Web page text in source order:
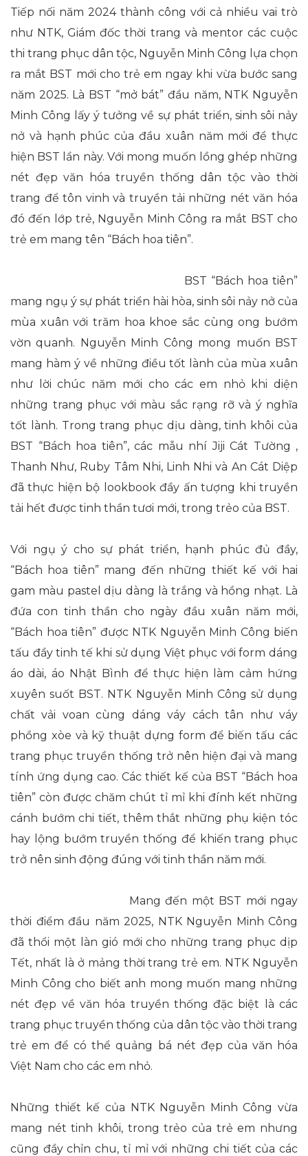
Tiếp nối năm 2024 thành công với cả nhiều vai trò
như NTK, Giám đốc thời trang và mentor các cuộc
thi trang phục dân tộc, Nguyễn Minh Công lựa chọn
ra mắt BST mới cho trẻ em ngay khi vừa bước sang
năm 2025. Là BST “mở bát” đầu năm, NTK Nguyễn
Minh Công lấy ý tưởng về sự phát triển, sinh sôi nảy
nở và hạnh phúc của đầu xuân năm mới để thực
hiện BST lần này. Với mong muốn lồng ghép những
nét đẹp văn hóa truyền thống dân tộc vào thời
trang để tôn vinh và truyền tải những nét văn hóa
đó đến lớp trẻ, Nguyễn Minh Công ra mắt BST cho
trẻ em mang tên “Bách hoa tiên”.
BST “Bách hoa tiên”
mang ngụ ý sự phát triển hài hòa, sinh sôi nảy nở của
mùa xuân với trăm hoa khoe sắc cùng ong bướm
vờn quanh. Nguyễn Minh Công mong muốn BST
mang hàm ý về những điều tốt lành của mùa xuân
như lời chúc năm mới cho các em nhỏ khi diện
những trang phục với màu sắc rạng rỡ và ý nghĩa
tốt lành. Trong trang phục dịu dàng, tinh khôi của
BST “Bách hoa tiên”, các mẫu nhí Jiji Cát Tường ,
Thanh Như, Ruby Tâm Nhi, Linh Nhi và An Cát Diệp
đã thực hiện bộ lookbook đầy ấn tượng khi truyền
tải hết được tinh thần tươi mới, trong trẻo của BST.
Với ngụ ý cho sự phát triển, hạnh phúc đủ đầy,
“Bách hoa tiên” mang đến những thiết kế với hai
gam màu pastel dịu dàng là trắng và hồng nhạt. Là
đứa con tinh thần cho ngày đầu xuân năm mới,
“Bách hoa tiên” được NTK Nguyễn Minh Công biến
tấu đầy tinh tế khi sử dụng Việt phục với form dáng
áo dài, áo Nhật Bình để thực hiện làm cảm hứng
xuyên suốt BST. NTK Nguyễn Minh Công sử dụng
chất vải voan cùng dáng váy cách tân như váy
phồng xòe và kỹ thuật dựng form để biến tấu các
trang phục truyền thống trở nên hiện đại và mang
tính ứng dụng cao. Các thiết kế của BST “Bách hoa
tiên” còn được chăm chút tỉ mỉ khi đính kết những
cánh bướm chi tiết, thêm thắt những phụ kiện tóc
hay lộng bướm truyền thống để khiến trang phục
trở nên sinh động đúng với tinh thần năm mới.
Mang đến một BST mới ngay
thời điểm đầu năm 2025, NTK Nguyễn Minh Công
đã thổi một làn gió mới cho những trang phục dịp
Tết, nhất là ở mảng thời trang trẻ em. NTK Nguyễn
Minh Công cho biết anh mong muốn mang những
nét đẹp về văn hóa truyền thống đặc biệt là các
trang phục truyền thống của dân tộc vào thời trang
trẻ em để có thể quảng bá nét đẹp của văn hóa
Việt Nam cho các em nhỏ.
Những thiết kế của NTK Nguyễn Minh Công vừa
mang nét tinh khôi, trong trẻo của trẻ em nhưng
cũng đầy chỉn chu, tỉ mỉ với những chi tiết của các